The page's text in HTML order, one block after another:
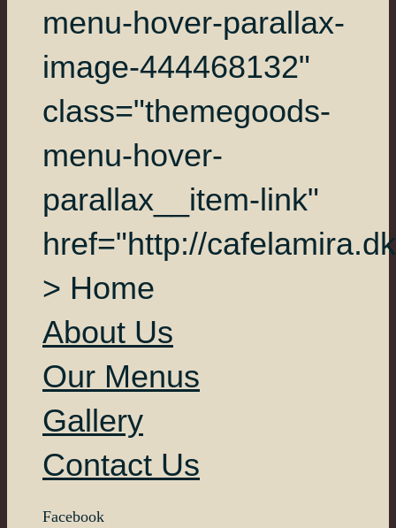
menu-hover-parallax-
image-444468132"
class="themegoods-
menu-hover-
parallax__item-link"
href="http://
> Home
About Us
Our Menus
Gallery
Contact Us
Facebook